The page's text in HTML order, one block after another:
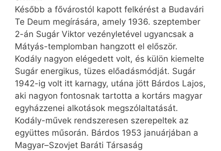
Később a fővárostól kapott felkérést a Budavári
Te Deum megírására, amely 1936. szeptember
2-án Sugár Viktor vezényletével ugyancsak a
Mátyás-templomban hangzott el először.
Kodály nagyon elégedett volt, és külön kiemelte
Sugár energikus, tüzes előadásmódját. Sugár
1942-ig volt itt karnagy, utána jött Bárdos Lajos,
aki nagyon fontosnak tartotta a kortárs magyar
egyházzenei alkotások megszólaltatását.
Kodály-művek rendszeresen szerepeltek az
együttes műsorán. Bárdos 1953 januárjában a
Magyar–Szovjet Baráti Társaság